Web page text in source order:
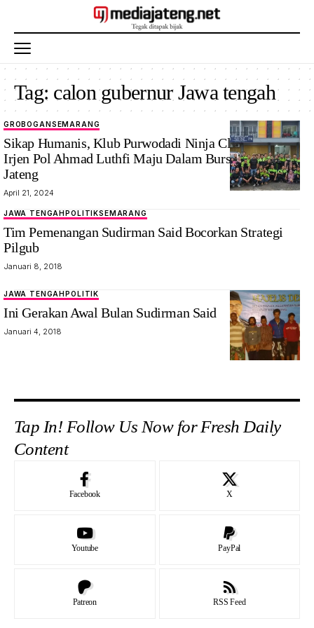
Tag: calon gubernur Jawa tengah
Klub motor
PNC dukung
Irjen Pol
Ahmad Luthfi
Jateng 2024.
dok klub
motor PNC
GROBOGANSEMARANG
Sikap Humanis, Klub Purwodadi Ninja Club Dukung
Irjen Pol Ahmad Luthfi Maju Dalam Bursa Pilgub
Jateng
April 21, 2024
JAWA TENGAHPOLITIKSEMARANG
Tim Pemenangan Sudirman Said Bocorkan Strategi
Pilgub
Januari 8, 2018
JAWA TENGAHPOLITIK
Ini Gerakan Awal Bulan Sudirman Said
Januari 4, 2018
Tap In! Follow Us Now for Fresh Daily
Content
Facebook X
Youtube PayPal
Patreon RSS Feed